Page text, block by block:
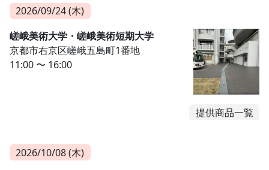
2026/09/24 (木)
嵯峨美術大学・嵯峨美術短期大学
京都市右京区嵯峨五島町1番地
11:00 〜 16:00
提供商品一覧
2026/10/08 (木)